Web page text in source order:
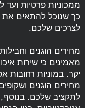
ממכוניות פרטיות ועד
כך שנוכל להתאים את
לצרכים שלכם.
מחירים הוגנים
מאמינים כי שירות
יקר. במוניות רחובות
מחירים הוגנים
לתקציב שלכם. בנוסף,